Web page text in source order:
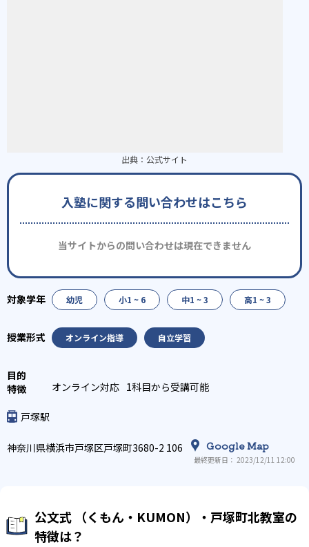
出典： 公式サイト
入塾に関する問い合わせはこちら
当サイトからの問い合わせは現在できません
幼児 小1 ~ 6 中1 ~ 3 高1 ~ 3
オンライン指導 自立学習
オンライン対応 1科目から受講可能
戸塚駅
神奈川県横浜市戸塚区戸塚町3680-2 106 Google Map
最終更新日： 2023/12/11 12:00
公文式 （くもん・KUMON）・戸塚町北教室の
特徴は？